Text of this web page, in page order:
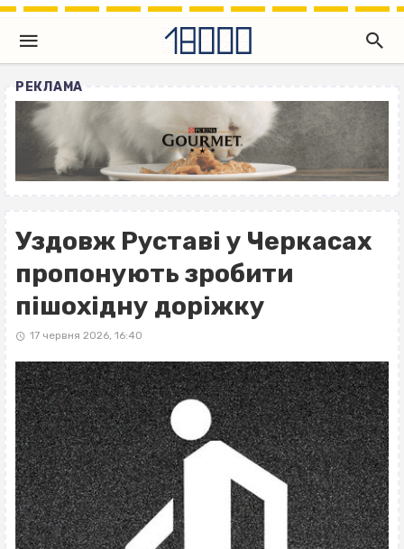
РЕКЛАМА
Уздовж Руставі у Черкасах
пропонують зробити
пішохідну доріжку
17 червня 2026, 16:40